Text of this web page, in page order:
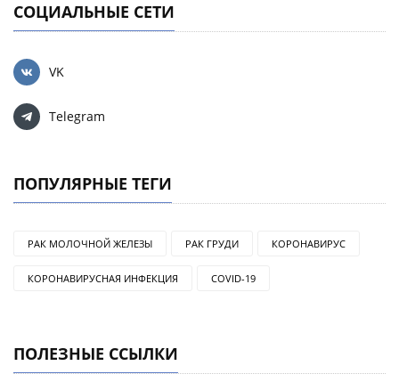
СОЦИАЛЬНЫЕ СЕТИ
VK
Telegram
ПОПУЛЯРНЫЕ ТЕГИ
РАК МОЛОЧНОЙ ЖЕЛЕЗЫ РАК ГРУДИ КОРОНАВИРУС
КОРОНАВИРУСНАЯ ИНФЕКЦИЯ COVID-19
ПОЛЕЗНЫЕ ССЫЛКИ